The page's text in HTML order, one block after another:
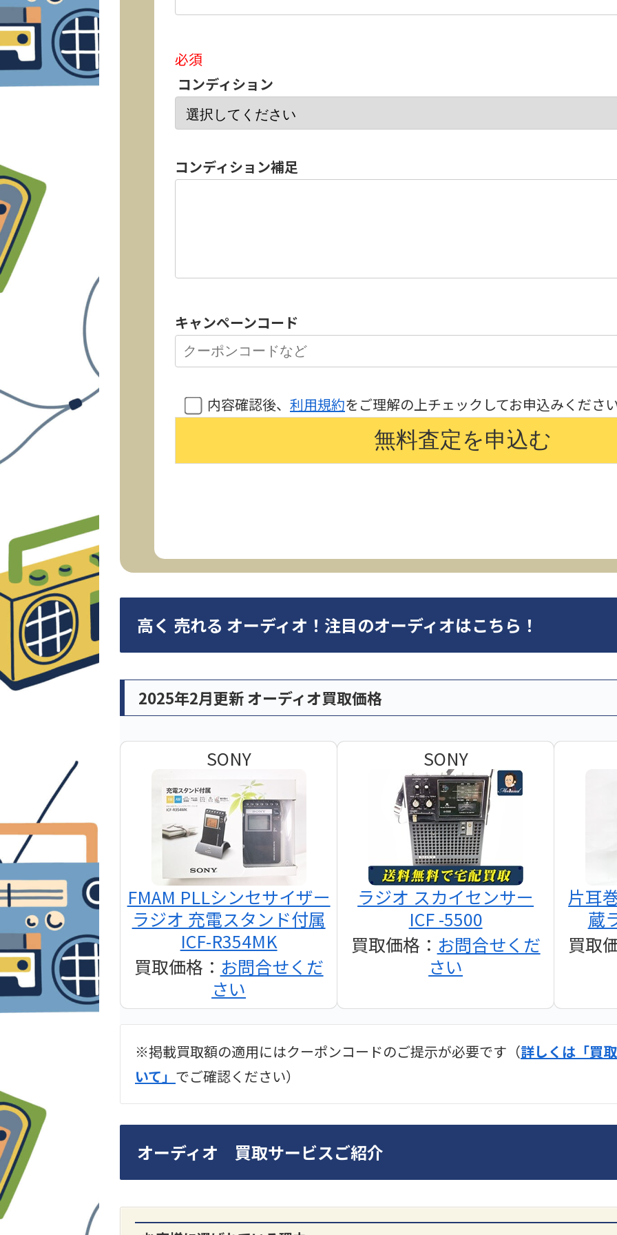
必須
コンディション
コンディション補足
キャンペーンコード
内容確認後、 利用規約をご理解の上チェックしてお申込みくださ
高く 売れる オーディオ！注目のオーディオはこちら！
2025年2月更新 オーディオ買取価格
SONY
FMAM PLLシンセサイザー
ラジオ 充電スタンド付属
ICF-R354MK
買取価格： お問合せくだ
さい
SONY
ラジオ スカイセンサー
ICF -5500
買取価格： お問合せくだ
さい
片耳
蔵
買取
2024年12月更新 オーディオ買取価格
LUXKIT SONY
※掲載買取額の適用にはクーポンコードのご提示が必要です（詳しくは「買
いて」 でご確認ください）
オーディオ 買取サービスご紹介